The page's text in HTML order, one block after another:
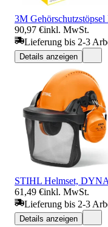
3M
90,97 €inkl. MwSt.
Lieferung bis 2-3
Details anzeigen
STIHL Helmset,
61,49 €inkl. MwSt.
Lieferung bis 2-3
Details anzeigen